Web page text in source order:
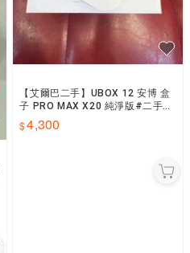
【艾爾巴二手】UBOX 12 安博 盒
子 PRO MAX X20 純淨版#二手電
視盒#保固中#彰化店00590
4,300